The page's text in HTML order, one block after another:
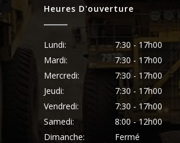
Heures D'ouverture
Lundi:
7:30 - 17h00
Mardi:
7:30 - 17h00
Mercredi:
7:30 - 17h00
Jeudi:
7:30 - 17h00
Vendredi:
7:30 - 17h00
Samedi:
8:00 - 12h00
Dimanche:
Fermé